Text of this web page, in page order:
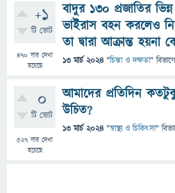
+1
টি ভোট
470 বার দেখা
হয়েছে
বাদুর ১৩০ প্রজাতির ভিন্ন
ভাইরাস বহন করলেও
তা দ্বারা আক্রান্ত হয়না
13 মার্চ 2024 "চিন্তা ও দক্ষতা" বিভাগে
0
টি ভোট
527 বার দেখা
হয়েছে
আমাদের প্রতিদিন
উচিত?
13 মার্চ 2024 "স্বাস্থ্য ও চিকিৎসা"